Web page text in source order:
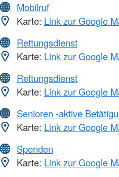
Mobilruf
Karte: Link zur Google
Rettungsdienst
Karte: Link zur Google
Rettungsdienst
Karte: Link zur Google
Senioren -aktive
Karte: Link zur Google
Spenden
Karte: Link zur Google